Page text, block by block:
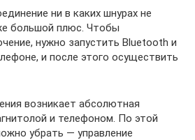
ни в каких шнурах не
большой плюс. Чтобы
нужно запустить Bluetooth и
и после этого осуществить
возникает абсолютная
и телефоном. По этой
убрать — управление